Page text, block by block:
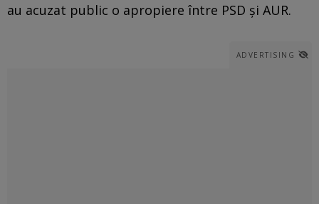
au acuzat public o apropiere între PSD și AUR.
ADVERTISING